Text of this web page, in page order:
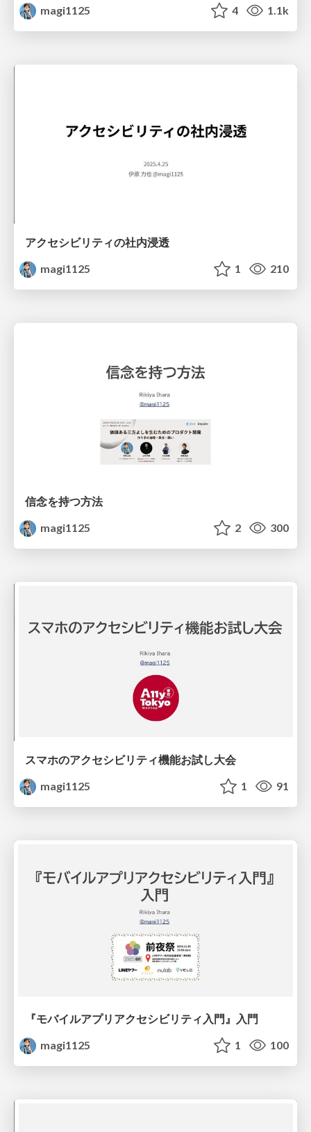
magi1125
4 1.1k
アクセシビリティの社内浸透
magi1125
1 210
信念を持つ方法
magi1125
2 300
スマホのアクセシビリティ機能お試し大会
magi1125
1 91
『モバイルアプリアクセシビリティ入門』入門
magi1125
1 100